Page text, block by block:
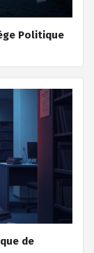
Politique
de